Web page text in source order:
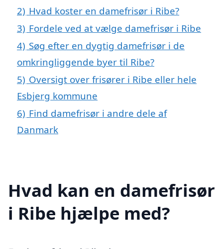
2) Hvad koster en damefrisør i Ribe?
3) Fordele ved at vælge damefrisør i Ribe
4) Søg efter en dygtig damefrisør i de
omkringliggende byer til Ribe?
5) Oversigt over frisører i Ribe eller hele
Esbjerg kommune
6) Find damefrisør i andre dele af
Danmark
Hvad kan en damefrisør
i Ribe hjælpe med?